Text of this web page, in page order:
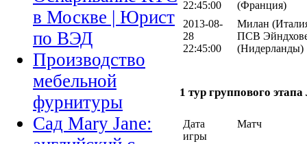
в Москве | Юрист
по ВЭД
Производство
мебельной
фурнитуры
Сад Mary Jane:
22:45:00
(Франция)
2013-08-
28
22:45:00
Милан
ПСВ
(Нидерланды)
1 тур группового
Дата
игры
Матч